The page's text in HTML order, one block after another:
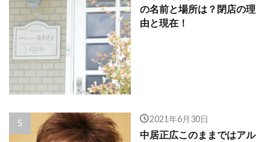
の名前と場所は？閉店の理
由と現在！
2021年6月30日
中居正広このままではアル